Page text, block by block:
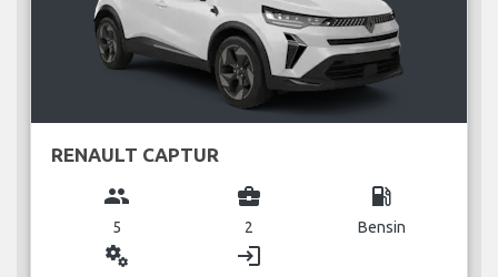
RENAULT CAPTUR
group
5
business_center
2
local_gas_station
Bensin
miscellaneous_services login